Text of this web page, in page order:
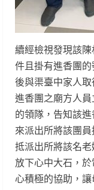
續經檢視發現該
件且掛有進香團
後與渠臺中家人
進香團之廟方人
的領隊，告知該
來派出所將該團
抵派出所將該名
放下心中大石，
心積極的協助，